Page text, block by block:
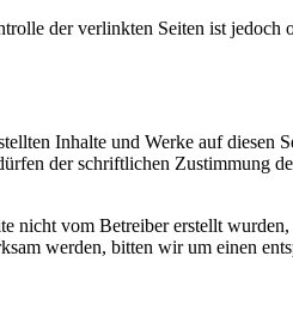
der verlinkten Seiten ist
Inhalte und Werke auf
der schriftlichen Zustimmung
nicht vom Betreiber erstellt
werden, bitten wir um einen